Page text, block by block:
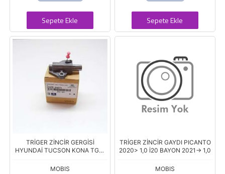
Sepete Ekle Sepete Ekle
TRİGER ZİNCİR GERGİSİ
HYUNDAİ TUCSON KONA TGDİ
MOBIS
TRİGER ZİNCİR GAYDI PICANTO
2020> 1,0 İ20 BAYON 2021-> 1,0
MOBIS